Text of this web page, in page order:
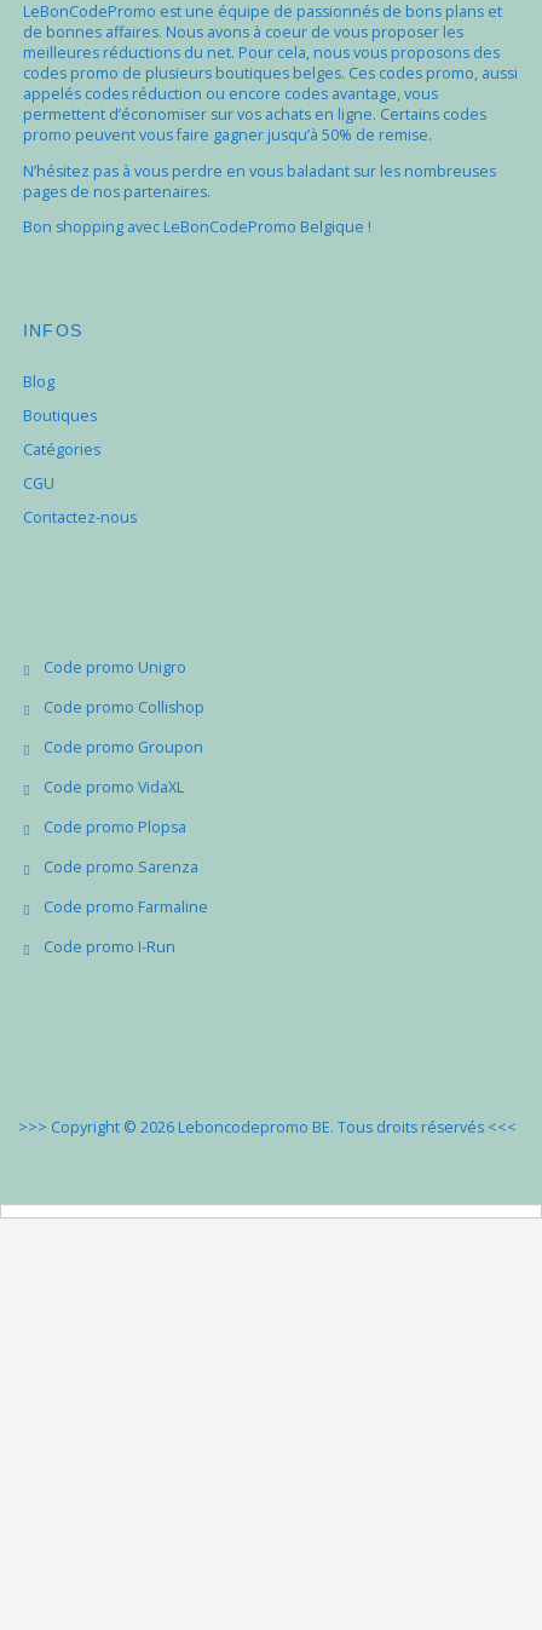
LeBonCodePromo est une équipe de passionnés de bons plans et
de bonnes affaires. Nous avons à coeur de vous proposer les
meilleures réductions du net. Pour cela, nous vous proposons des
codes promo de plusieurs boutiques belges. Ces codes promo, aussi
appelés codes réduction ou encore codes avantage, vous
permettent d’économiser sur vos achats en ligne. Certains codes
promo peuvent vous faire gagner jusqu’à 50% de remise.
N’hésitez pas à vous perdre en vous baladant sur les nombreuses
pages de nos partenaires.
Bon shopping avec LeBonCodePromo Belgique !
INFOS
Blog
Boutiques
Catégories
CGU
Contactez-nous
Code promo Unigro
Code promo Collishop
Code promo Groupon
Code promo VidaXL
Code promo Plopsa
Code promo Sarenza
Code promo Farmaline
Code promo I-Run
>>> Copyright © 2026 Leboncodepromo BE. Tous droits réservés <<<